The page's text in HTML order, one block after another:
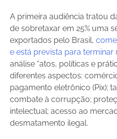
A primeira audiência tratou
de sobretaxar em 25% uma
exportados pelo Brasil,
e está prevista para terminar
análise “atos, políticas e
diferentes aspectos:
pagamento eletrônico (Pix);
combate à corrupção;
intelectual; acesso ao
desmatamento ilegal.